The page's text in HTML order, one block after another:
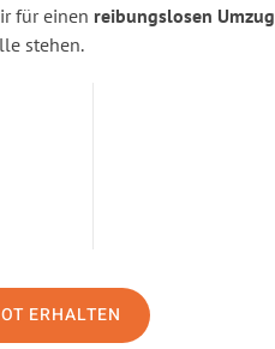
für einen reibungslosen Umzug
stehen.
ERHALTEN